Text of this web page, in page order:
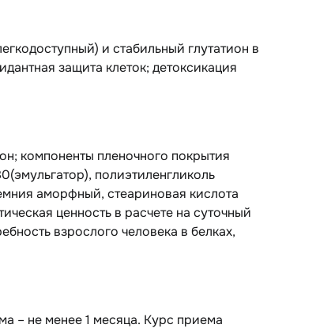
и стабильный глутатион в
защита клеток; детоксикация
компоненты пленочного покрытия
полиэтиленгликоль
аморфный, стеариновая кислота
ценность в расчете на суточный
взрослого человека в белках,
– не менее 1 месяца. Курс приема